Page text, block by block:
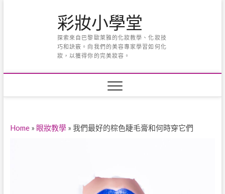
彩妝小學堂
探索來自巴黎歐萊雅的化妝教學、化妝技
巧和訣竅。向我們的美容專家學習如何化
妝，以獲得你的完美妝容。
Home» 眼妝教學» 我們最好的棕色睫毛膏和何時穿它們